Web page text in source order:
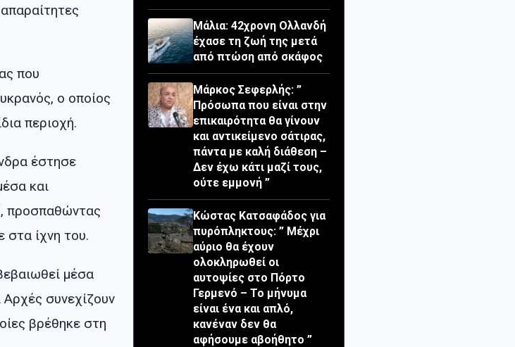
Μάλια: 42χρονη Ολλανδή
έχασε τη ζωή της μετά
από πτώση από σκάφος
Μάρκος Σεφερλής: ”
Πρόσωπα που είναι στην
επικαιρότητα θα γίνουν
και αντικείμενο σάτιρας,
πάντα με καλή διάθεση –
Δεν έχω κάτι μαζί τους,
ούτε εμμονή ”
Κώστας Κατσαφάδος για
πυρόπληκτους: ” Μέχρι
αύριο θα έχουν
ολοκληρωθεί οι
αυτοψίες στο Πόρτο
Γερμενό – Το μήνυμα
είναι ένα και απλό,
κανέναν δεν θα
αφήσουμε αβοήθητο ”
που
ο οποίος
περιοχή.
έστησε
και
προσπαθώντας
στα ίχνη του.
μέσα
Αρχές συνεχίζουν
βρέθηκε στη